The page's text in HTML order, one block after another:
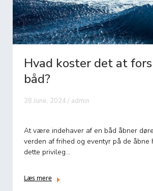
Hvor meget koster MC
29 June, 2024 / admin
beslutning, men det kommer også ofte
praktiske spørgsmål...